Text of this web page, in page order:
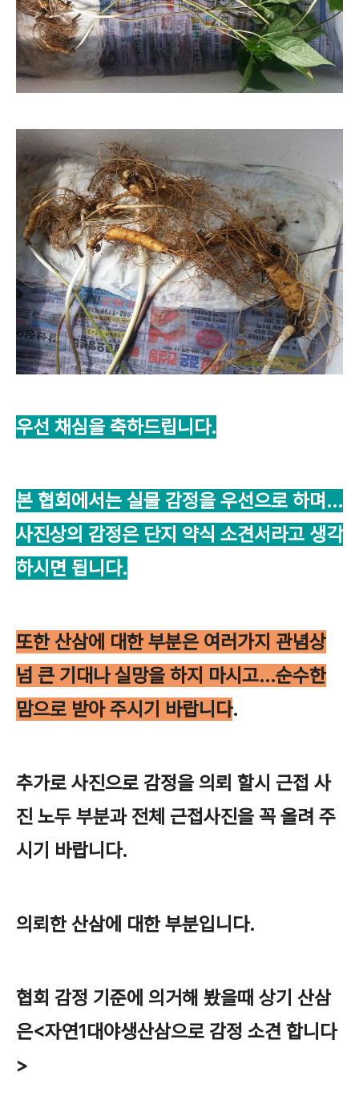
우선 채심을 축하드립니다.
본 협회에서는 실물 감정을 우선으로 하며...
사진상의 감정은 단지 약식 소견서라고 생각
하시면 됩니다.
또한 산삼에 대한 부분은 여러가지 관념상
넘 큰 기대나 실망을 하지 마시고...순수한
맘으로 받아 주시기 바랍니다.
추가로 사진으로 감정을 의뢰 할시 근접 사
진 노두 부분과 전체 근접사진을 꼭 올려 주
시기 바랍니다.
의뢰한 산삼에 대한 부분입니다.
협회 감정 기준에 의거해 봤을때 상기 산삼
은<자연1대야생산삼으로 감정 소견 합니다
>